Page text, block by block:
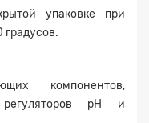
упаковке при
компонентов,
регуляторов рН и